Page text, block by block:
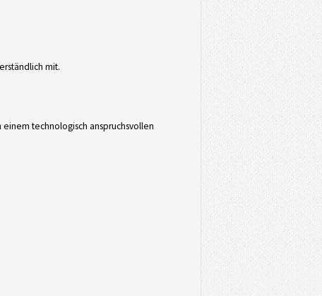
mit.
technologisch anspruchsvollen